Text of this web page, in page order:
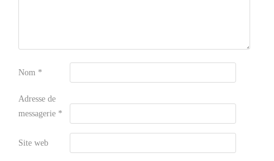
Nom *
Adresse de
messagerie *
Site web